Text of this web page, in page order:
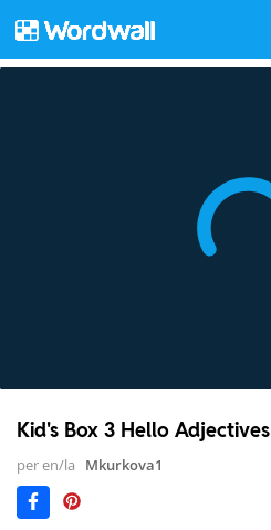
Kid's Box 3 Hello Adjectives
per en/la
Mkurkova1